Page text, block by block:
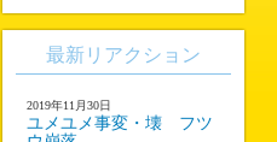
最新リアクション
2019年11月30日
ユメユメ事変・壊 フツ